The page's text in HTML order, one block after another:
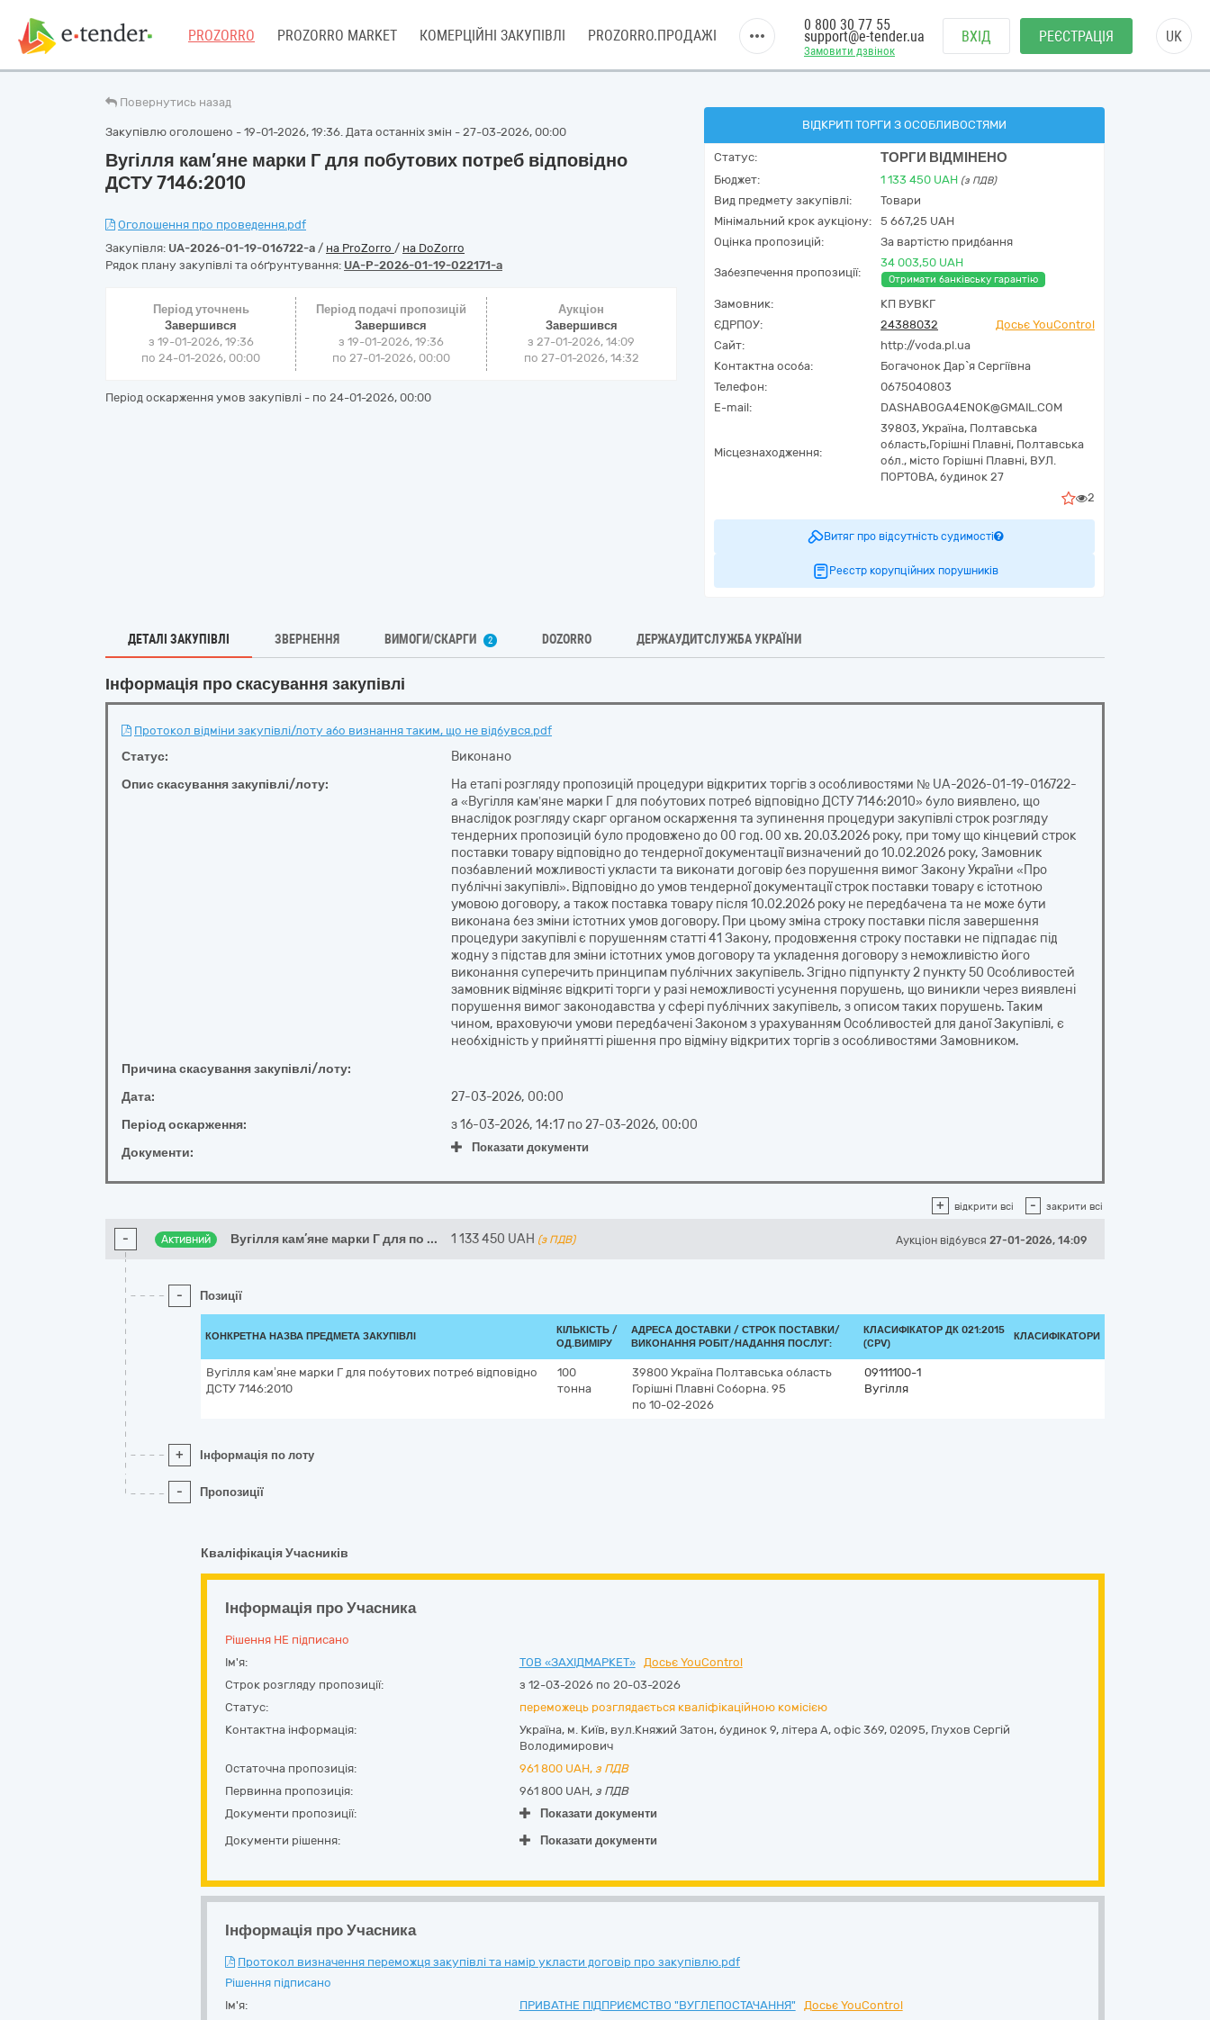
PROZORRO PROZORRO MARKET КОМЕРЦІЙНІ ЗАКУПІВЛІ PROZORRO.ПРОДАЖІ
Замовити дзвінок
0 800 30 77 55
support@e-tender.ua ВХІД РЕЄСТРАЦІЯ UK
Повернутись назад
Закупівлю оголошено - 19-01-2026, 19:36. Дата останніх змін - 27-03-2026, 00:00
Вугілля кам’яне марки Г для побутових потреб відповідно
ДСТУ 7146:2010
Оголошення про проведення.pdf
Закупівля: UA-2026-01-19-016722-a / на ProZorro / на DoZorro
Рядок плану закупівлі та обґрунтування: UA-P-2026-01-19-022171-a
Період уточнень
Завершився
з 19-01-2026, 19:36
по 24-01-2026, 00:00
Період подачі пропозицій
Завершився
з 19-01-2026, 19:36
по 27-01-2026, 00:00
Аукціон
Завершився
з27-01-2026, 14:09
по 27-01-2026, 14:32
Період оскарження умов закупівлі - по 24-01-2026, 00:00
ВІДКРИТІ ТОРГИ З ОСОБЛИВОСТЯМИ
Статус: ТОРГИ ВІДМІНЕНО
Бюджет: 1 133 450 UAH (з ПДВ)
Вид предмету закупівлі:
Товари
Мінімальний крок аукціону:
5 667,25 UAH
Оцінка пропозицій:
За вартістю придбання
Забезпечення пропозиції:
34 003,50 UAH
Отримати банківську гарантію
Замовник:
КП ВУВКГ
ЄДРПОУ:
24388032
Досьє YouControl
Сайт:
http://voda.pl.ua
Контактна особа:
Богачонок Дар`я Сергіївна
Телефон:
0675040803
E-mail:
DASHABOGA4ENOK@GMAIL.COM
Місцезнаходження:
39803, Україна, Полтавська
область,Горішні Плавні, Полтавська
обл., місто Горішні Плавні, ВУЛ.
ПОРТОВА, будинок 27
2
Витяг про відсутність судимості
Реєстр корупційних порушників
ДЕТАЛІ ЗАКУПІВЛІ ЗВЕРНЕННЯ ВИМОГИ/СКАРГИ 2 DOZORRO ДЕРЖАУДИТСЛУЖБА УКРАЇНИ
Інформація про скасування закупівлі
Протокол відміни закупівлі/лоту або визнання таким, що не відбувся.pdf
Статус:
Виконано
Опис скасування закупівлі/лоту:
На етапі розгляду пропозицій процедури відкритих торгів з особливостями № UA-2026-01-19-016722-
a «Вугілля кам’яне марки Г для побутових потреб відповідно ДСТУ 7146:2010» було виявлено, що
внаслідок розгляду скарг органом оскарження та зупинення процедури закупівлі строк розгляду
тендерних пропозицій було продовжено до 00 год. 00 хв. 20.03.2026 року, при тому що кінцевий строк
поставки товару відповідно до тендерної документації визначений до 10.02.2026 року, Замовник
позбавлений можливості укласти та виконати договір без порушення вимог Закону України «Про
публічні закупівлі». Відповідно до умов тендерної документації строк поставки товару є істотною
умовою договору, а також поставка товару після 10.02.2026 року не передбачена та не може бути
виконана без зміни істотних умов договору. При цьому зміна строку поставки після завершення
процедури закупівлі є порушенням статті 41 Закону, продовження строку поставки не підпадає під
жодну з підстав для зміни істотних умов договору та укладення договору з неможливістю його
виконання суперечить принципам публічних закупівель. Згідно підпункту 2 пункту 50 Особливостей
замовник відміняє відкриті торги у разі неможливості усунення порушень, що виникли через виявлені
порушення вимог законодавства у сфері публічних закупівель, з описом таких порушень. Таким
чином, враховуючи умови передбачені Законом з урахуванням Особливостей для даної Закупівлі, є
необхідність у прийнятті рішення про відміну відкритих торгів з особливостями Замовником.
Причина скасування закупівлі/лоту:
Дата:
27-03-2026, 00:00
Період оскарження:
з16-03-2026, 14:17 по27-03-2026, 00:00
Документи:
Показати документи
+ відкрити всі - закрити всі
- Активний Вугілля кам’яне марки Г для по ... 1 133 450 UAH (з ПДВ) Аукціон відбувся 27-01-2026, 14:09
- Позиції
КОНКРЕТНА НАЗВА ПРЕДМЕТА ЗАКУПІВЛІ
КІЛЬКІСТЬ /
ОД.ВИМІРУ
АДРЕСА ДОСТАВКИ / СТРОК ПОСТАВКИ/
ВИКОНАННЯ РОБІТ/НАДАННЯ ПОСЛУГ:
КЛАСИФІКАТОР ДК 021:2015
(CPV)
КЛАСИФІКАТОРИ
Вугілля кам’яне марки Г для побутових потреб відповідно
ДСТУ 7146:2010
100
тонна
39800 Україна Полтавська область
Горішні Плавні Соборна. 95
по 10-02-2026
09111100-1
Вугілля
+ Інформація по лоту
- Пропозиції
Кваліфікація Учасників
Інформація про Учасника
Рішення НЕ підписано
Ім'я:
ТОВ «ЗАХІДМАРКЕТ»
Досьє YouControl
Строк розгляду пропозиції:
з 12-03-2026 по 20-03-2026
Статус:
переможець розглядається кваліфікаційною комісією
Контактна інформація:
Україна, м. Київ, вул.Княжий Затон, будинок 9, літера А, офіс 369, 02095, Глухов Сергій
Володимирович
Остаточна пропозиція:
961 800 UAH, з ПДВ
Первинна пропозиція:
961 800 UAH, з ПДВ
Документи пропозиції:
Показати документи
Документи рішення:
Показати документи
Інформація про Учасника
Протокол визначення переможця закупівлі та намір укласти договір про закупівлю.pdf
Рішення підписано
Ім'я:
ПРИВАТНЕ ПІДПРИЄМСТВО "ВУГЛЕПОСТАЧАННЯ"
Досьє YouControl